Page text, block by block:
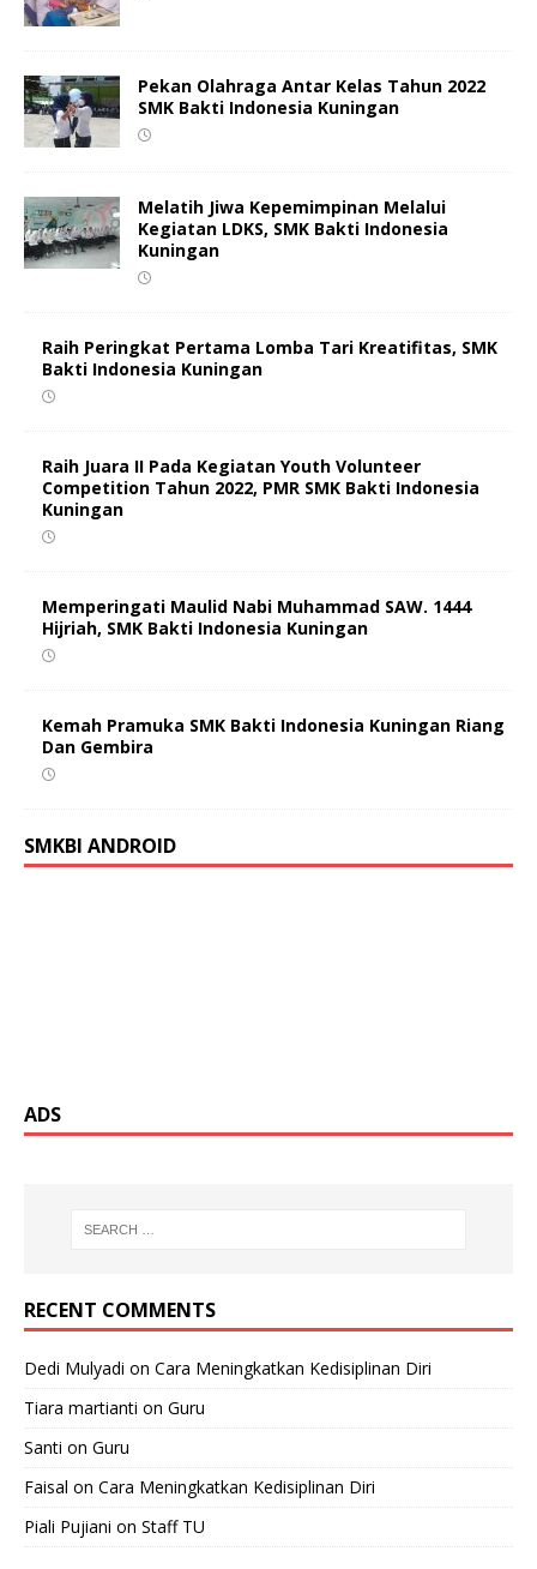
Pekan Olahraga Antar Kelas Tahun 2022
SMK Bakti Indonesia Kuningan
Melatih Jiwa Kepemimpinan Melalui
Kegiatan LDKS, SMK Bakti Indonesia
Kuningan
Raih Peringkat Pertama Lomba Tari Kreatifitas, SMK
Bakti Indonesia Kuningan
Raih Juara II Pada Kegiatan Youth Volunteer
Competition Tahun 2022, PMR SMK Bakti Indonesia
Kuningan
Memperingati Maulid Nabi Muhammad SAW. 1444
Hijriah, SMK Bakti Indonesia Kuningan
Kemah Pramuka SMK Bakti Indonesia Kuningan Riang
Dan Gembira
SMKBI ANDROID
ADS
RECENT COMMENTS
Dedi Mulyadi on Cara Meningkatkan Kedisiplinan Diri
Tiara martianti on Guru
Santi on Guru
Faisal on Cara Meningkatkan Kedisiplinan Diri
Piali Pujiani on Staff TU